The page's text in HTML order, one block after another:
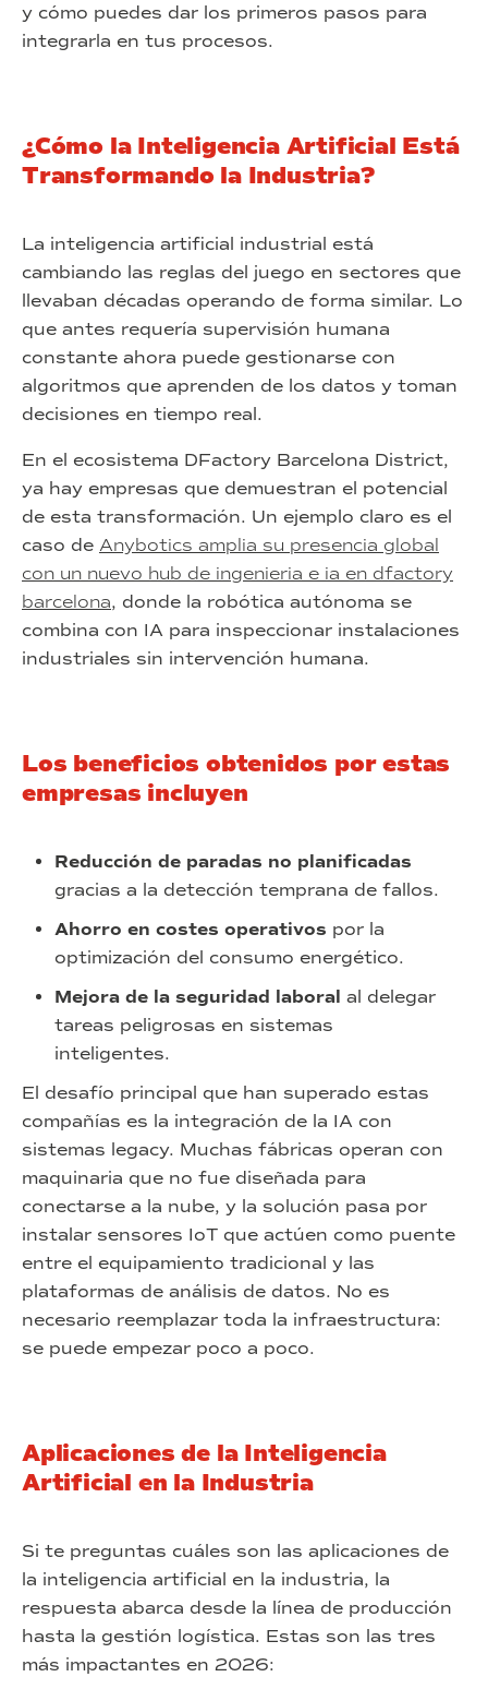
y cómo puedes dar los primeros pasos para
integrarla en tus procesos.
¿Cómo la Inteligencia Artificial Está
Transformando la Industria?
La inteligencia artificial industrial está
cambiando las reglas del juego en sectores que
llevaban décadas operando de forma similar. Lo
que antes requería supervisión humana
constante ahora puede gestionarse con
algoritmos que aprenden de los datos y toman
decisiones en tiempo real.
En el ecosistema DFactory Barcelona District,
ya hay empresas que demuestran el potencial
de esta transformación. Un ejemplo claro es el
caso de Anybotics amplia su presencia global
con un nuevo hub de ingenieria e ia en dfactory
barcelona, donde la robótica autónoma se
combina con IA para inspeccionar instalaciones
industriales sin intervención humana.
Los beneficios obtenidos por estas
empresas incluyen
Reducción de paradas no planificadas
gracias a la detección temprana de fallos.
Ahorro en costes operativos por la
optimización del consumo energético.
Mejora de la seguridad laboral al delegar
tareas peligrosas en sistemas
inteligentes.
El desafío principal que han superado estas
compañías es la integración de la IA con
sistemas legacy. Muchas fábricas operan con
maquinaria que no fue diseñada para
conectarse a la nube, y la solución pasa por
instalar sensores IoT que actúen como puente
entre el equipamiento tradicional y las
plataformas de análisis de datos. No es
necesario reemplazar toda la infraestructura:
se puede empezar poco a poco.
Aplicaciones de la Inteligencia
Artificial en la Industria
Si te preguntas cuáles son las aplicaciones de
la inteligencia artificial en la industria, la
respuesta abarca desde la línea de producción
hasta la gestión logística. Estas son las tres
más impactantes en 2026: